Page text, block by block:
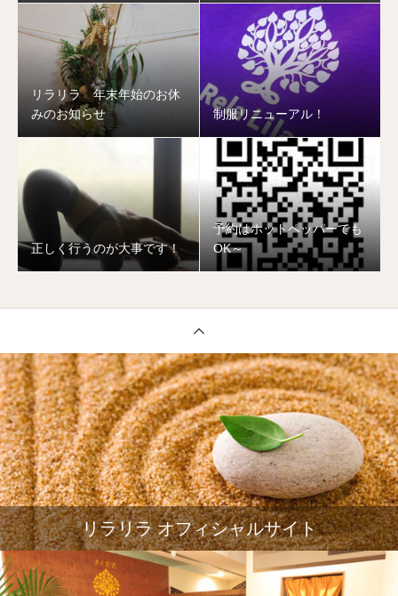
リラリラ 年末年始のお休
みのお知らせ
制服リニューアル！
正しく行うのが大事です！
予約はホットペッパーでも
OK～
リラリラ オフィシャルサイト